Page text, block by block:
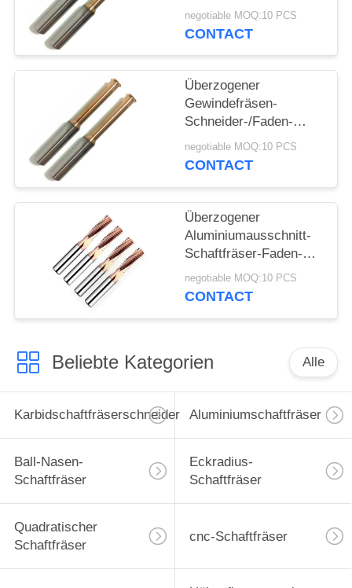
Standbohrmaschine-
Edelstahl-
negotiable MOQ:10 PCS
CONTACT
Überzogener
Gewindefräsen-
Schneider-/Faden-
Schaftfräser CNC, der
Mühlen verarbeitet
negotiable MOQ:10 PCS
CONTACT
Überzogener
Aluminiumausschnitt-
Schaftfräser-Faden-
Schaftfräser-Fräser
negotiable MOQ:10 PCS
CONTACT
Beliebte Kategorien Alle
Karbidschaftfräserschneider Aluminiumschaftfräser
Ball-Nasen-
Schaftfräser
Eckradius-
Schaftfräser
Quadratischer
Schaftfräser
cnc-Schaftfräser